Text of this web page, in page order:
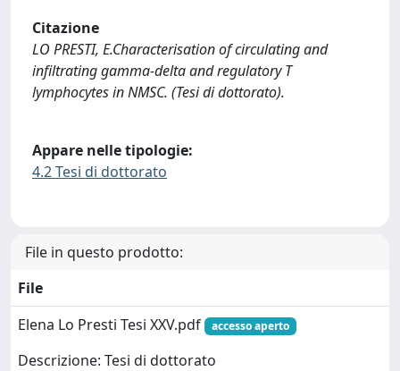
Citazione
LO PRESTI, E.Characterisation of circulating and
infiltrating gamma-delta and regulatory T
lymphocytes in NMSC. (Tesi di dottorato).
Appare nelle tipologie:
4.2 Tesi di dottorato
File in questo prodotto:
File
Elena Lo Presti Tesi XXV.pdf
accesso aperto
Descrizione: Tesi di dottorato